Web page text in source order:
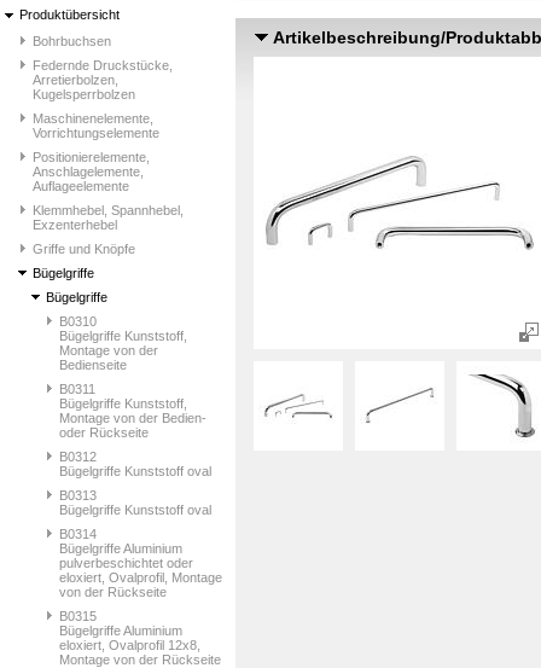
Produktübersicht
Bohrbuchsen
Federnde Druckstücke,
Arretierbolzen,
Kugelsperrbolzen
Maschinenelemente,
Vorrichtungselemente
Positionierelemente,
Anschlagelemente,
Auflageelemente
Klemmhebel, Spannhebel,
Exzenterhebel
Griffe und Knöpfe
Bügelgriffe
Bügelgriffe
B0310
Bügelgriffe Kunststoff,
Montage von der
Bedienseite
B0311
Bügelgriffe Kunststoff,
Montage von der Bedien-
oder Rückseite
B0312
Bügelgriffe Kunststoff oval
B0313
Bügelgriffe Kunststoff oval
B0314
Bügelgriffe Aluminium
pulverbeschichtet oder
eloxiert, Ovalprofil, Montage
von der Rückseite
B0315
Bügelgriffe Aluminium
eloxiert, Ovalprofil 12x8,
Montage von der Rückseite
Artikelbeschreibung/